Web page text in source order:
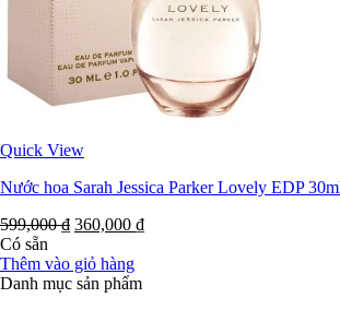
Quick View
Nước hoa Sarah Jessica Parker Lovely EDP
599,000₫ 360,000 ₫
Có sẵn
Thêm vào giỏ hàng
Danh mục sản phẩm